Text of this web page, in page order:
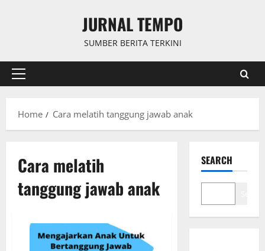
JURNAL TEMPO
SUMBER BERITA TERKINI
Primary
Home
Cara melatih tanggung jawab anak
Cara melatih
tanggung jawab anak
SEARCH